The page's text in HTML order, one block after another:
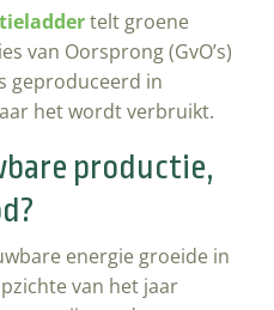
telt groene
van Oorsprong (GvO’s)
geproduceerd in
het wordt verbruikt.
productie,
energie groeide in
van het jaar